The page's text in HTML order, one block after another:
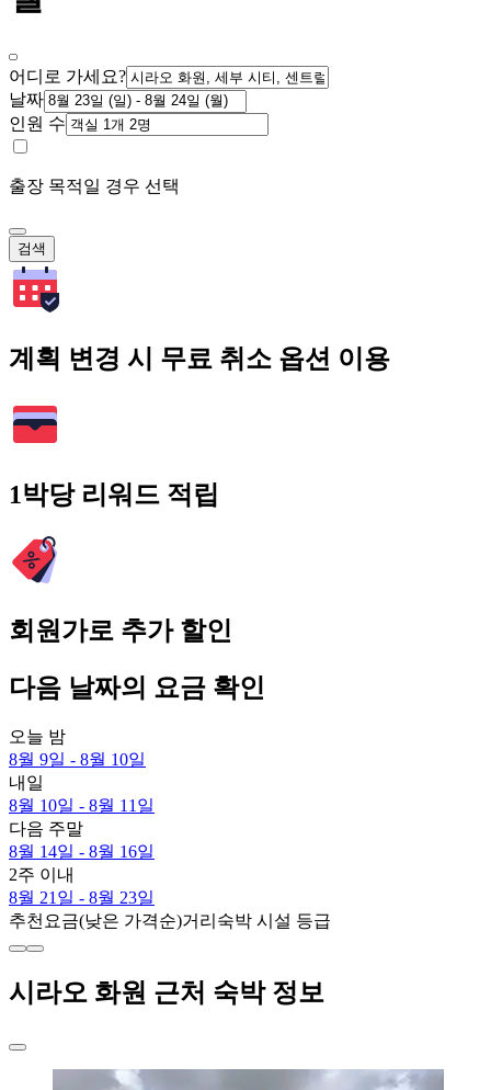
어디로 가세요?
날짜
인원 수
출장 목적일 경우 선택
검색
계획 변경 시 무료 취소 옵션 이용
1박당 리워드 적립
회원가로 추가 할인
다음 날짜의 요금 확인
오늘 밤
8월 9일 - 8월 10일
내일
8월 10일 - 8월 11일
다음 주말
8월 14일 - 8월 16일
2주 이내
8월 21일 - 8월 23일
추천요금(낮은 가격순)거리 숙박 시설 등급
시라오 화원 근처 숙박 정보